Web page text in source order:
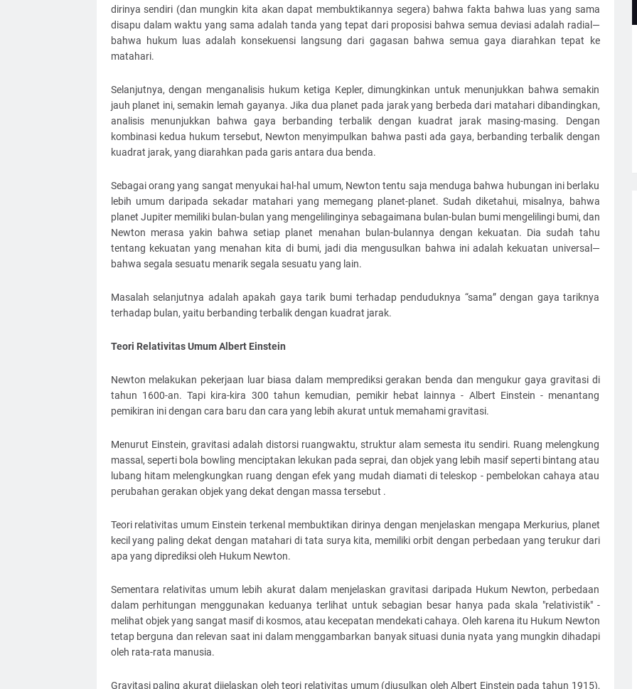
dirinya sendiri (dan mungkin kita akan dapat membuktikannya segera) bahwa fakta bahwa luas yang sama
disapu dalam waktu yang sama adalah tanda yang tepat dari proposisi bahwa semua deviasi adalah radial—
bahwa hukum luas adalah konsekuensi langsung dari gagasan bahwa semua gaya diarahkan tepat ke
matahari.
Selanjutnya, dengan menganalisis hukum ketiga Kepler, dimungkinkan untuk menunjukkan bahwa semakin
jauh planet ini, semakin lemah gayanya. Jika dua planet pada jarak yang berbeda dari matahari dibandingkan,
analisis menunjukkan bahwa gaya berbanding terbalik dengan kuadrat jarak masing-masing. Dengan
kombinasi kedua hukum tersebut, Newton menyimpulkan bahwa pasti ada gaya, berbanding terbalik dengan
kuadrat jarak, yang diarahkan pada garis antara dua benda.
Sebagai orang yang sangat menyukai hal-hal umum, Newton tentu saja menduga bahwa hubungan ini berlaku
lebih umum daripada sekadar matahari yang memegang planet-planet. Sudah diketahui, misalnya, bahwa
planet Jupiter memiliki bulan-bulan yang mengelilinginya sebagaimana bulan-bulan bumi mengelilingi bumi, dan
Newton merasa yakin bahwa setiap planet menahan bulan-bulannya dengan kekuatan. Dia sudah tahu
tentang kekuatan yang menahan kita di bumi, jadi dia mengusulkan bahwa ini adalah kekuatan universal—
bahwa segala sesuatu menarik segala sesuatu yang lain.
Masalah selanjutnya adalah apakah gaya tarik bumi terhadap penduduknya “sama” dengan gaya tariknya
terhadap bulan, yaitu berbanding terbalik dengan kuadrat jarak.
Teori Relativitas Umum Albert Einstein
Newton melakukan pekerjaan luar biasa dalam memprediksi gerakan benda dan mengukur gaya gravitasi di
tahun 1600-an. Tapi kira-kira 300 tahun kemudian, pemikir hebat lainnya - Albert Einstein - menantang
pemikiran ini dengan cara baru dan cara yang lebih akurat untuk memahami gravitasi.
Menurut Einstein, gravitasi adalah distorsi ruangwaktu, struktur alam semesta itu sendiri. Ruang melengkung
massal, seperti bola bowling menciptakan lekukan pada seprai, dan objek yang lebih masif seperti bintang atau
lubang hitam melengkungkan ruang dengan efek yang mudah diamati di teleskop - pembelokan cahaya atau
perubahan gerakan objek yang dekat dengan massa tersebut .
Teori relativitas umum Einstein terkenal membuktikan dirinya dengan menjelaskan mengapa Merkurius, planet
kecil yang paling dekat dengan matahari di tata surya kita, memiliki orbit dengan perbedaan yang terukur dari
apa yang diprediksi oleh Hukum Newton.
Sementara relativitas umum lebih akurat dalam menjelaskan gravitasi daripada Hukum Newton, perbedaan
dalam perhitungan menggunakan keduanya terlihat untuk sebagian besar hanya pada skala "relativistik" -
melihat objek yang sangat masif di kosmos, atau kecepatan mendekati cahaya. Oleh karena itu Hukum Newton
tetap berguna dan relevan saat ini dalam menggambarkan banyak situasi dunia nyata yang mungkin dihadapi
oleh rata-rata manusia.
Gravitasi paling akurat dijelaskan oleh teori relativitas umum (diusulkan oleh Albert Einstein pada tahun 1915),